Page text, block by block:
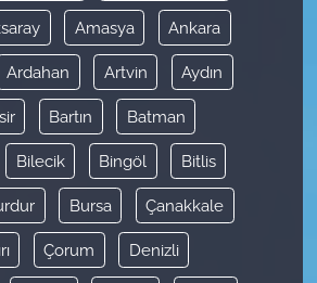
Amasya Ankara
Ardahan Artvin Aydın
Bartın Batman
Bilecik Bingöl Bitlis
Bursa Çanakkale
Çorum Denizli